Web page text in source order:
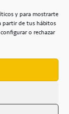
y para mostrarte
partir de tus hábitos
o rechazar
COOKIES /